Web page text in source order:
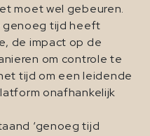
moet wel gebeuren.
genoeg tijd heeft
de impact op de
om controle te
tijd om een leidende
onafhankelijk
‘genoeg tijd